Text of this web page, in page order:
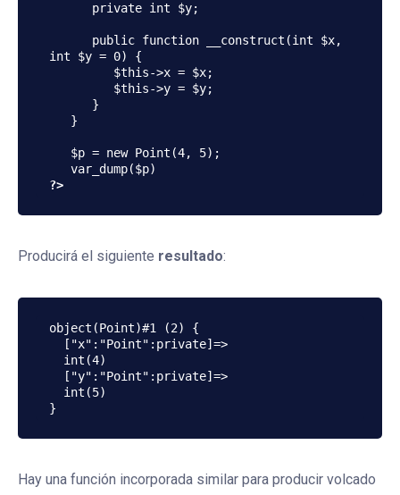
int $y = 0) {
?>
Producirá el siguiente resultado:
object(Point)#1 (2) {
Hay una función incorporada similar para producir volcado